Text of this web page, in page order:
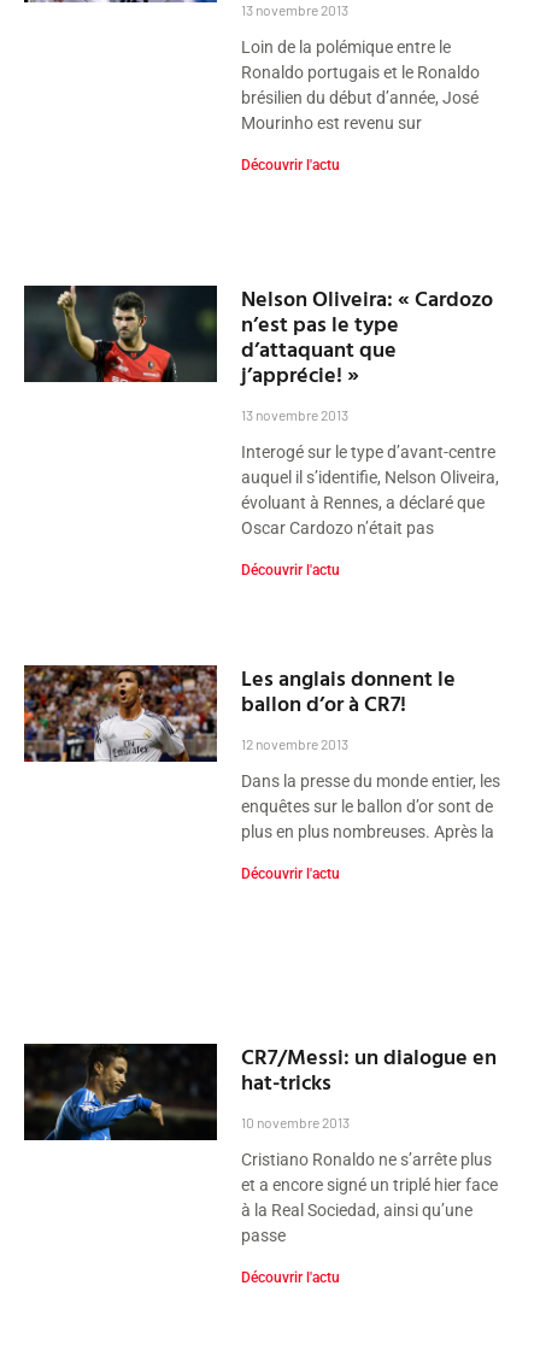
13 novembre 2013
Loin de la polémique entre le
Ronaldo portugais et le Ronaldo
brésilien du début d’année, José
Mourinho est revenu sur
Découvrir l'actu
Nelson Oliveira: « Cardozo
n’est pas le type
d’attaquant que
j’apprécie! »
13 novembre 2013
Interogé sur le type d’avant-centre
auquel il s’identifie, Nelson Oliveira,
évoluant à Rennes, a déclaré que
Oscar Cardozo n’était pas
Découvrir l'actu
Les anglais donnent le
ballon d’or à CR7!
12 novembre 2013
Dans la presse du monde entier, les
enquêtes sur le ballon d’or sont de
plus en plus nombreuses. Après la
Découvrir l'actu
CR7/Messi: un dialogue en
hat-tricks
10 novembre 2013
Cristiano Ronaldo ne s’arrête plus
et a encore signé un triplé hier face
à la Real Sociedad, ainsi qu’une
passe
Découvrir l'actu